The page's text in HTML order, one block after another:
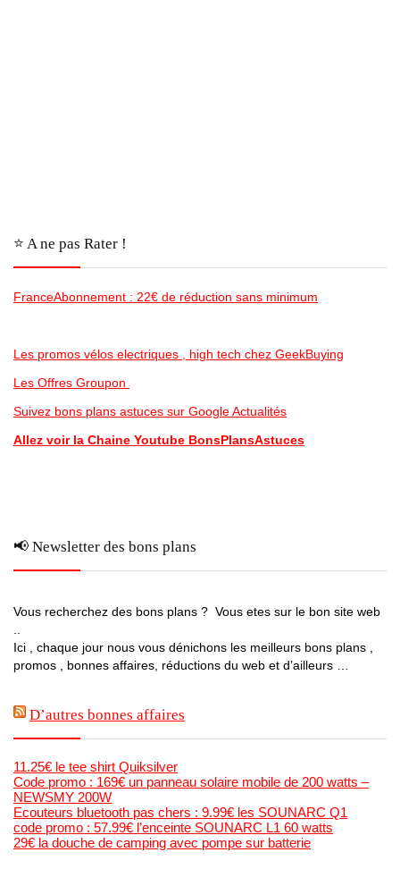
⭐️ A ne pas Rater !
FranceAbonnement : 22€ de réduction sans minimum
Les promos vélos electriques , high tech chez GeekBuying
Les Offres Groupon
Suivez bons plans astuces sur Google Actualités
Allez voir la Chaine Youtube BonsPlansAstuces
📢 Newsletter des bons plans
Vous recherchez des bons plans ? Vous etes sur le bon site web
Ici , chaque jour nous vous dénichons les meilleurs bons plans ,
promos , bonnes affaires, réductions du web et d’ailleurs …
D’autres bonnes affaires
11.25€ le tee shirt Quiksilver
Code promo : 169€ un panneau solaire mobile de 200 watts –
NEWSMY 200W
Ecouteurs bluetooth pas chers : 9.99€ les SOUNARC Q1
code promo : 57.99€ l’enceinte SOUNARC L1 60 watts
29€ la douche de camping avec pompe sur batterie